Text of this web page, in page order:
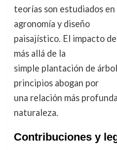
teorías son estudiados
agronomía y diseño
paisajístico. El impacto
más allá de la
simple plantación de
principios abogan por
una relación más
naturaleza.
Contribuciones y